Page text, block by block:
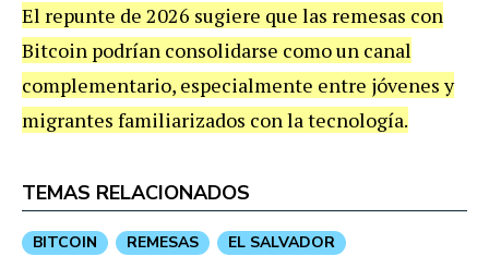
El repunte de 2026 sugiere que las remesas con
Bitcoin podrían consolidarse como un canal
complementario, especialmente entre jóvenes y
migrantes familiarizados con la tecnología.
TEMAS RELACIONADOS
BITCOIN REMESAS EL SALVADOR